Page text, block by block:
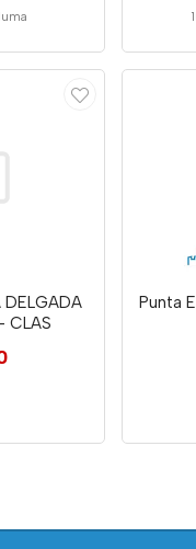
DELGADA
CLAS
Punta